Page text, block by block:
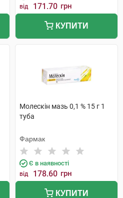
від 171.70 грн
КУПИТИ
Молескін мазь 0,1 % 15 г 1
туба
Фармак
Є в наявності
від 178.60 грн
КУПИТИ